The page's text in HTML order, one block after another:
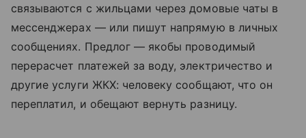
связываются с жильцами через домовые чаты в
мессенджерах — или пишут напрямую в личных
сообщениях. Предлог — якобы проводимый
перерасчет платежей за воду, электричество и
другие услуги ЖКХ: человеку сообщают, что он
переплатил, и обещают вернуть разницу.